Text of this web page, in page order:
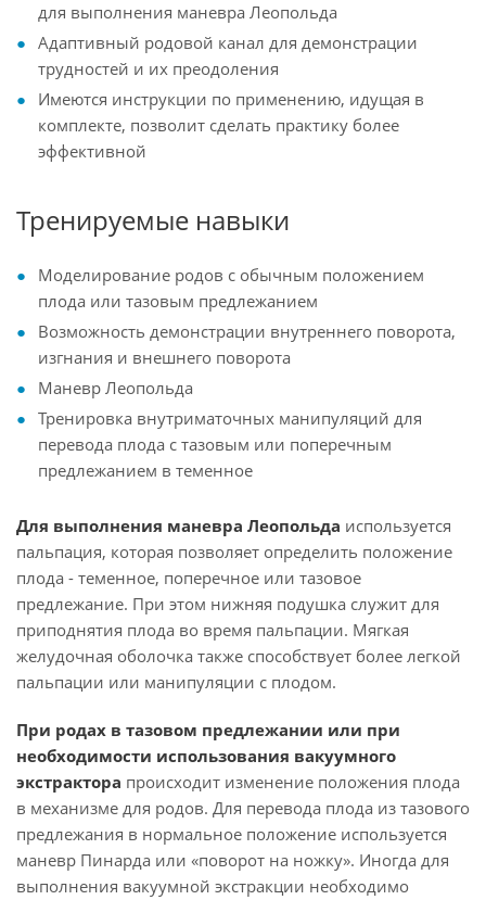
для выполнения маневра Леопольда
Адаптивный родовой канал для демонстрации
трудностей и их преодоления
Имеются инструкции по применению, идущая в
комплекте, позволит сделать практику более
эффективной
Тренируемые навыки
Моделирование родов с обычным положением
плода или тазовым предлежанием
Возможность демонстрации внутреннего поворота,
изгнания и внешнего поворота
Маневр Леопольда
Тренировка внутриматочных манипуляций для
перевода плода с тазовым или поперечным
предлежанием в теменное
Для выполнения маневра Леопольда используется
пальпация, которая позволяет определить положение
плода - теменное, поперечное или тазовое
предлежание. При этом нижняя подушка служит для
приподнятия плода во время пальпации. Мягкая
желудочная оболочка также способствует более легкой
пальпации или манипуляции с плодом.
При родах в тазовом предлежании или при
необходимости использования вакуумного
экстрактора происходит изменение положения плода
в механизме для родов. Для перевода плода из тазового
предлежания в нормальное положение используется
маневр Пинарда или «поворот на ножку». Иногда для
выполнения вакуумной экстракции необходимо